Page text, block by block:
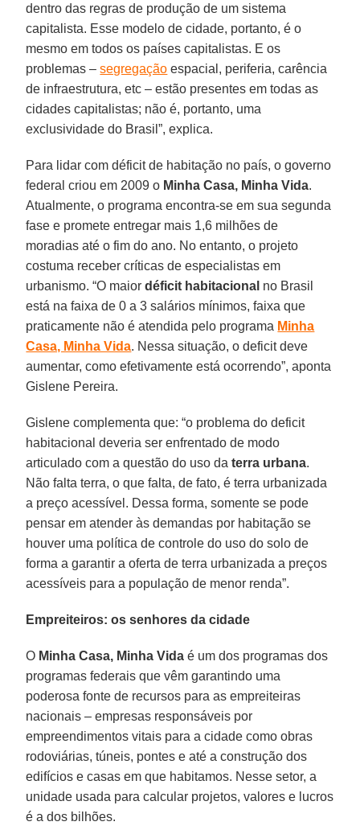
dentro das regras de produção de um sistema
capitalista. Esse modelo de cidade, portanto, é o
mesmo em todos os países capitalistas. E os
problemas –segregação espacial, periferia, carência
de infraestrutura, etc – estão presentes em todas as
cidades capitalistas; não é, portanto, uma
exclusividade do Brasil”, explica.
Para lidar com déficit de habitação no país, o governo
federal criou em 2009 o Minha Casa, Minha Vida.
Atualmente, o programa encontra-se em sua segunda
fase e promete entregar mais 1,6 milhões de
moradias até o fim do ano. No entanto, o projeto
costuma receber críticas de especialistas em
urbanismo. “O maiordéficit habitacional no Brasil
está na faixa de 0 a 3 salários mínimos, faixa que
praticamente não é atendida pelo programa Minha
Casa, Minha Vida. Nessa situação, o deficit deve
aumentar, como efetivamente está ocorrendo”, aponta
Gislene Pereira.
Gislene complementa que: “o problema do deficit
habitacional deveria ser enfrentado de modo
articulado com a questão do uso daterra urbana.
Não falta terra, o que falta, de fato, é terra urbanizada
a preço acessível. Dessa forma, somente se pode
pensar em atender às demandas por habitação se
houver uma política de controle do uso do solo de
forma a garantir a oferta de terra urbanizada a preços
acessíveis para a população de menor renda”.
Empreiteiros: os senhores da cidade
O Minha Casa, Minha Vida é um dos programas dos
programas federais que vêm garantindo uma
poderosa fonte de recursos para as empreiteiras
nacionais – empresas responsáveis por
empreendimentos vitais para a cidade como obras
rodoviárias, túneis, pontes e até a construção dos
edifícios e casas em que habitamos. Nesse setor, a
unidade usada para calcular projetos, valores e lucros
é a dos bilhões.